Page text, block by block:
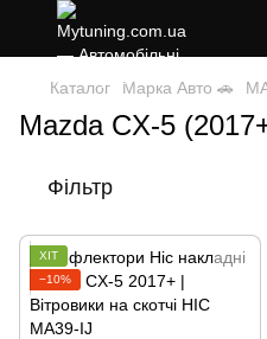
Каталог Марка Авто 🚗
Mazda CX-5
Фільтр
ХІТ
−10%